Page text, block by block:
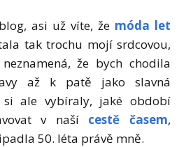
asi už víte, že móda let
tak trochu mojí srdcovou,
že bych chodila
až k patě jako slavná
ale vybíraly, jaké období
v naší cestě časem,
50. léta právě mně.